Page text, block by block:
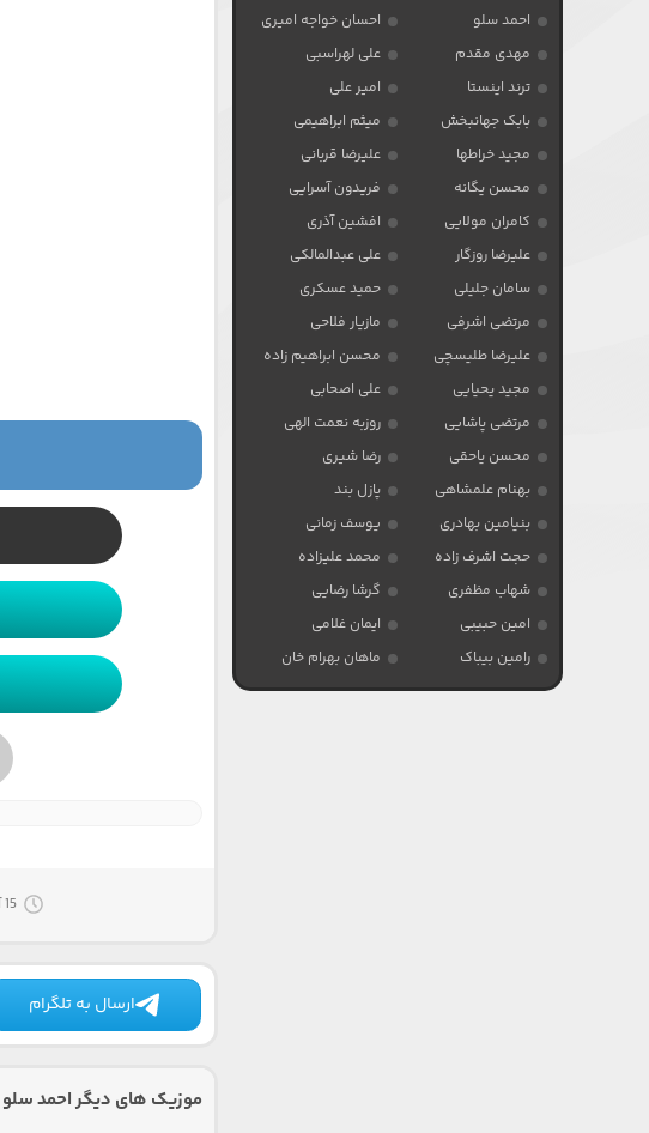
15 آوریل 2024
ارسال به تلگرام
موزیک های دیگر احمد سلو
احمد سلو
احسان خواجه امیری
مهدی مقدم
علی لهراسبی
ترند اینستا
امیر علی
بابک جهانبخش
میثم ابراهیمی
مجید خراطها
علیرضا قربانی
محسن یگانه
فریدون آسرایی
کامران مولایی
افشین آذری
علیرضا روزگار
علی عبدالمالکی
سامان جلیلی
حمید عسکری
مرتضی اشرفی
مازیار فلاحی
علیرضا طلیسچی
محسن ابراهیم زاده
مجید یحیایی
علی اصحابی
مرتضی پاشایی
روزبه نعمت الهی
محسن یاحقی
رضا شیری
بهنام علمشاهی
پازل بند
بنیامین بهادری
یوسف زمانی
حجت اشرف زاده
محمد علیزاده
شهاب مظفری
گرشا رضایی
امین حبیبی
ایمان غلامی
رامین بیباک
ماهان بهرام خان